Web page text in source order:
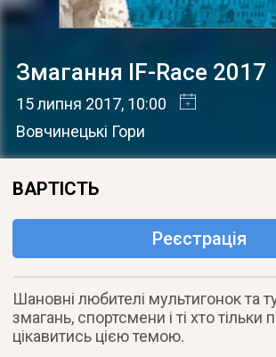
Змагання IF-Race 2017
15 липня 2017, 10:00
Вовчинецькі Гори
ВАРТІСТЬ
Реєстрація
Шановні любителі мультигонок та
змагань, спортсмени і ті хто тільки
цікавитись цією темою.